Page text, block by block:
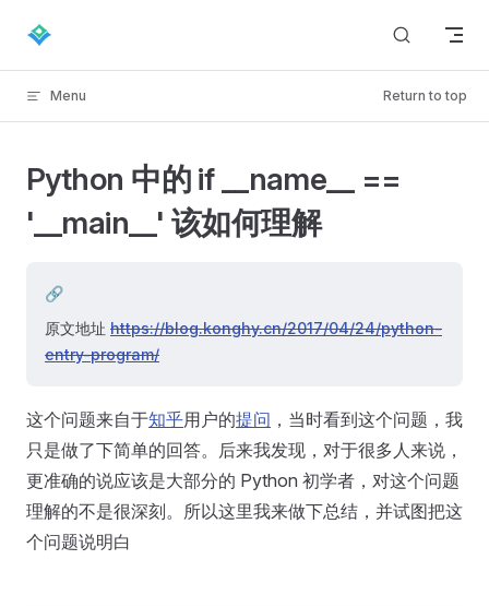
Skip to content
Menu Return to top
Python 中的 if __name__ ==
'__main__' 该如何理解
🔗
原文地址 https://blog.konghy.cn/2017/04/24/python-
entry-program/
这个问题来自于知乎用户的提问 ，当时看到这个问题，我
只是做了下简单的回答。后来我发现，对于很多人来说，
更准确的说应该是大部分的 Python 初学者，对这个问题
理解的不是很深刻。所以这里我来做下总结，并试图把这
个问题说明白